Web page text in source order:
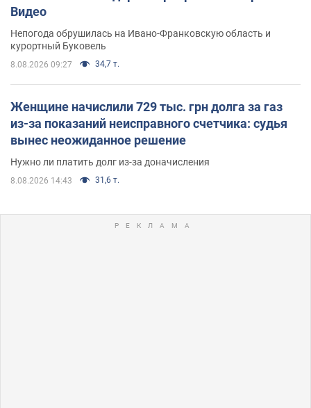
Видео
Непогода обрушилась на Ивано-Франковскую область и
курортный Буковель
8.08.2026 09:27 34,7 т.
Женщине начислили 729 тыс. грн долга за газ
из-за показаний неисправного счетчика: судья
вынес неожиданное решение
Нужно ли платить долг из-за доначисления
8.08.2026 14:43 31,6 т.